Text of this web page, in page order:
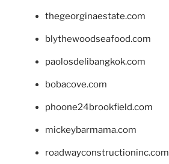
thegeorginaestate.com
blythewoodseafood.com
paolosdelibangkok.com
bobacove.com
phoone24brookfield.com
mickeybarmama.com
roadwayconstructioninc.com